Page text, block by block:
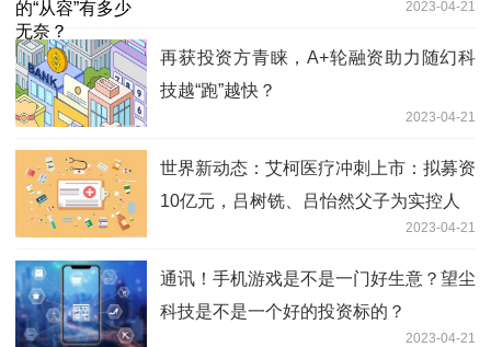
2023-04-21
再获投资方青睐，A+轮融资助力随幻科
技越“跑”越快？
2023-04-21
世界新动态：艾柯医疗冲刺上市：拟募资
10亿元，吕树铣、吕怡然父子为实控人
2023-04-21
通讯！手机游戏是不是一门好生意？望尘
科技是不是一个好的投资标的？
2023-04-21